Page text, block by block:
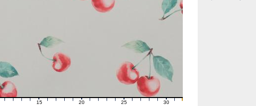
11 12 13 14 16 17 18 19 21 22 23 24 26 27 28 29 31